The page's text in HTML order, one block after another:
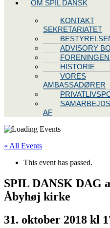
OM SPIL DANSK
KONTAKT
SEKRETARIATET
ADVISORY
HISTORIE
VORES
AMBASSADØRER
AF
« All Events
This event has passed.
SPIL DANSK DAG
Åbyhøj kirke
31. oktober 2018 kl